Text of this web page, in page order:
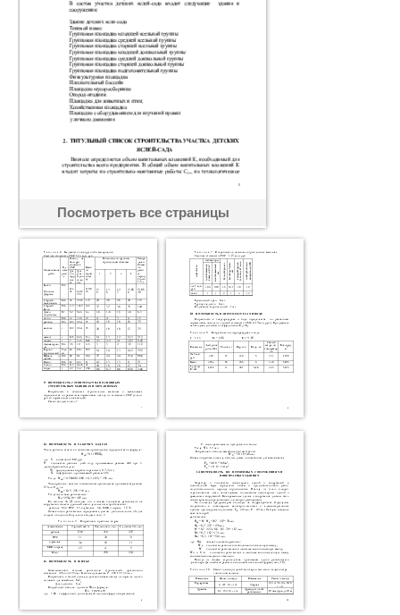
Посмотреть все страницы